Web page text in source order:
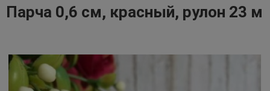
Парча 0,6 см, красный, рулон 23 м